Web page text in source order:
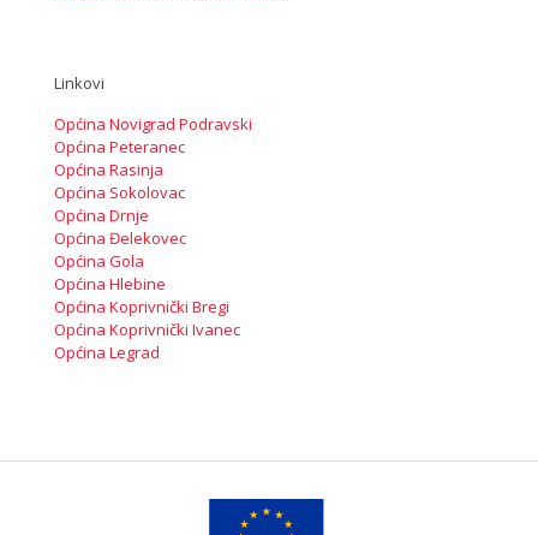
Linkovi
Općina Novigrad Podravski
Općina Peteranec
Općina Rasinja
Općina Sokolovac
Općina Drnje
Općina Đelekovec
Općina Gola
Općina Hlebine
Općina Koprivnički Bregi
Općina Koprivnički Ivanec
Općina Legrad